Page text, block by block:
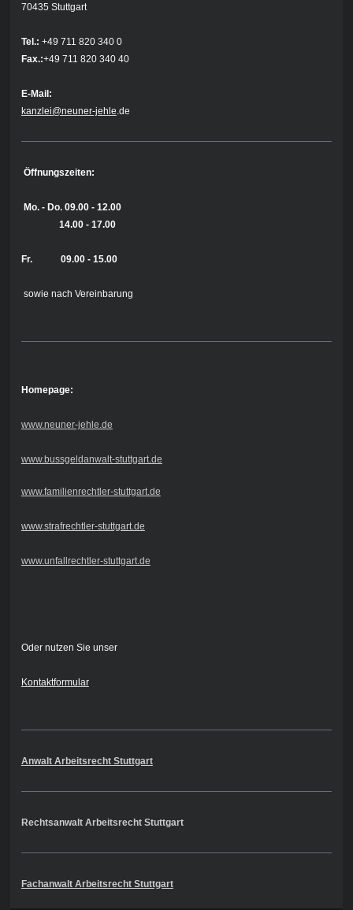
70435 Stuttgart
Tel.: +49 711 820 340 0
Fax.:+49 711 820 340 40
E-Mail:
kanzlei@neuner-jehle .de
Öffnungszeiten:
Mo. - Do. 09.00 - 12.00
14.00 - 17.00
Fr. 09.00 - 15.00
sowie nach Vereinbarung
Homepage:
www.neuner-jehle.de
www.bussgeldanwalt-stuttgart.de
www.familienrechtler-stuttgart.de
www.strafrechtler-stuttgart.de
www.unfallrechtler-stuttgart.de
Oder nutzen Sie unser
Kontaktformular
Anwalt Arbeitsrecht Stuttgart
Rechtsanwalt Arbeitsrecht Stuttgart
Fachanwalt Arbeitsrecht Stuttgart